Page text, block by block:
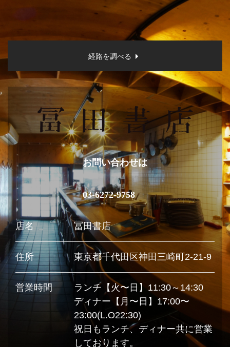
経路を調べる
お問い合わせは
03-6272-9758
店名 冨田書店
住所 東京都千代田区神田三崎町2-21-9
営業時間
ランチ【火〜日】11:30～14:30
ディナー【月〜日】17:00〜
23:00(L.O22:30)
祝日もランチ、ディナー共に営業
しております。